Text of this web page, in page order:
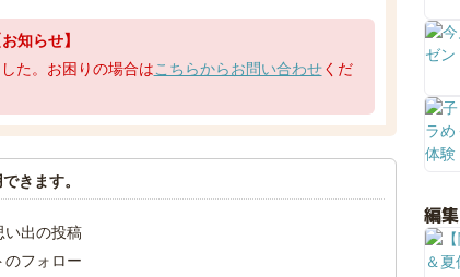
お知らせ】
た。お困りの場合はこちらからお問い合わせくだ
きます。
い出の投稿
のフォロー
編